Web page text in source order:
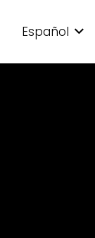
Español